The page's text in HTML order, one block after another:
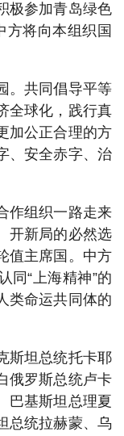
极参加青岛绿色
方将向本组织国
。共同倡导平等
全球化，践行真
加公正合理的方
、安全赤字、治
作组织一路走来
开新局的必然选
值主席国。中方
同“上海精神”的
类命运共同体的
斯坦总统托卡耶
俄罗斯总统卢卡
巴基斯坦总理夏
总统拉赫蒙、乌